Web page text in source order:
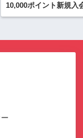
10,000ポイント新規入
ャンペーンが開催中